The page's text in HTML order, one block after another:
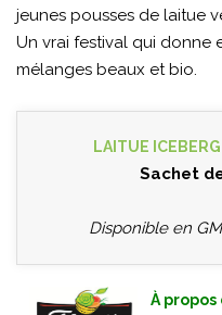
jeunes pousses de laitue
Un vrai festival qui donne
mélanges beaux et bio.
LAITUE
Sachet
Disponible en
À